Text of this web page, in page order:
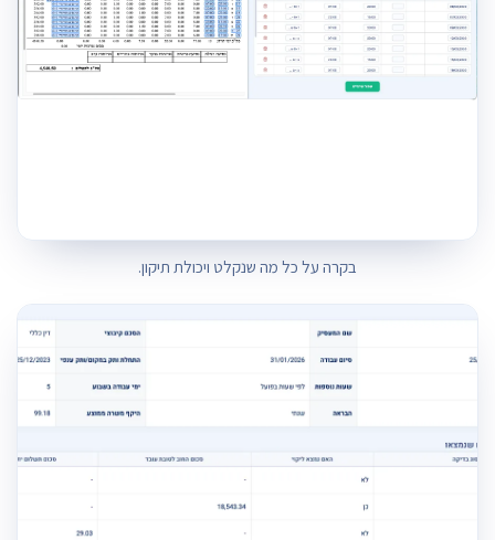
בקרה על כל מה שנקלט ויכולת תיקון.